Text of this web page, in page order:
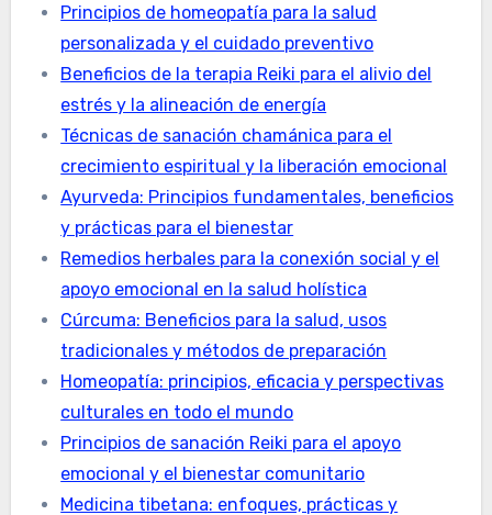
Principios de homeopatía para la salud
personalizada y el cuidado preventivo
Beneficios de la terapia Reiki para el alivio del
estrés y la alineación de energía
Técnicas de sanación chamánica para el
crecimiento espiritual y la liberación emocional
Ayurveda: Principios fundamentales, beneficios
y prácticas para el bienestar
Remedios herbales para la conexión social y el
apoyo emocional en la salud holística
Cúrcuma: Beneficios para la salud, usos
tradicionales y métodos de preparación
Homeopatía: principios, eficacia y perspectivas
culturales en todo el mundo
Principios de sanación Reiki para el apoyo
emocional y el bienestar comunitario
Medicina tibetana: enfoques, prácticas y